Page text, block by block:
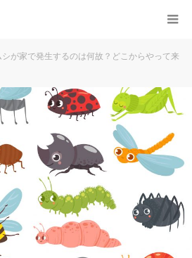
シが家で発生するのは何故？どこからやって来